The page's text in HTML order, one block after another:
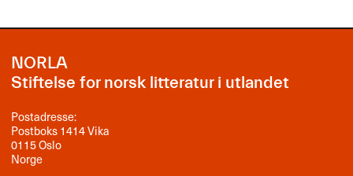
NORLA
Stiftelse for norsk litteratur i utlandet
Postadresse:
Postboks 1414 Vika
0115 Oslo
Norge